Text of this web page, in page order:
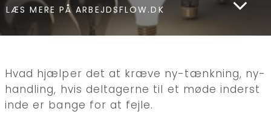
LÆS MERE PÅ ARBEJDSFLOW.DK
Hvad hjælper det at kræve ny-tænkning, ny-
handling, hvis deltagerne til et møde inderst
inde er bange for at fejle.